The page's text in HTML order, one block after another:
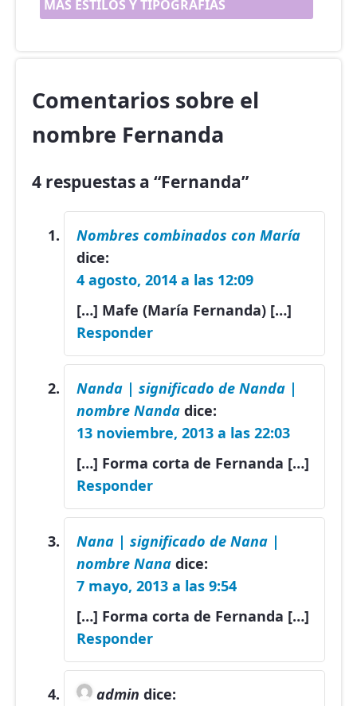
MÁS ESTILOS Y TIPOGRAFÍAS
Comentarios sobre el
nombre Fernanda
4 respuestas a “Fernanda”
Nombres combinados con María
dice:
4 agosto, 2014 a las 12:09
[…] Mafe (María Fernanda) […]
Responder
Nanda | significado de Nanda |
nombre Nanda dice:
13 noviembre, 2013 a las 22:03
[…] Forma corta de Fernanda […]
Responder
Nana | significado de Nana |
nombre Nana dice:
7 mayo, 2013 a las 9:54
[…] Forma corta de Fernanda […]
Responder
admin dice: